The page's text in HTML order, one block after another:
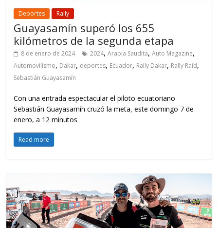
Deportes Rally
Guayasamín superó los 655
kilómetros de la segunda etapa
8 de enero de 2024 2024,Arabia Saudita,Auto Magazine,
Automovilismo, Dakar, deportes, Ecuador, Rally Dakar, Rally Raid,
Sebastián Guayasamín
Con una entrada espectacular el piloto ecuatoriano
Sebastián Guayasamín cruzó la meta, este domingo 7 de
enero, a 12 minutos
Read more